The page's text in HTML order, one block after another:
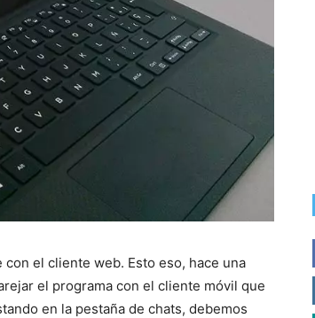
el cliente web. Esto eso, hace una
el programa con el cliente móvil que
en la pestaña de chats, debemos